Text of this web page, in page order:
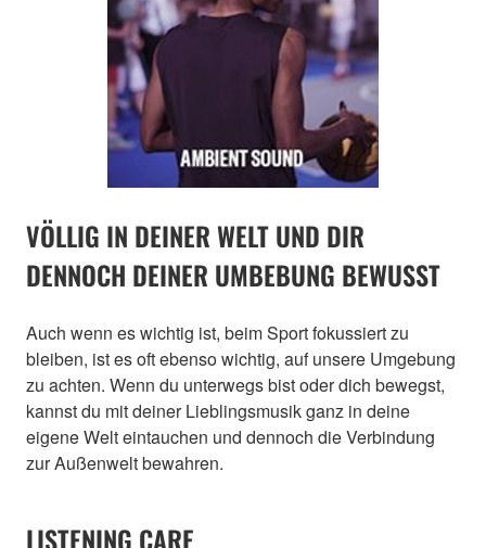
VÖLLIG IN DEINER WELT UND DIR
DENNOCH DEINER UMBEBUNG BEWUSST
Auch wenn es wichtig ist, beim Sport fokussiert zu
bleiben, ist es oft ebenso wichtig, auf unsere Umgebung
zu achten. Wenn du unterwegs bist oder dich bewegst,
kannst du mit deiner Lieblingsmusik ganz in deine
eigene Welt eintauchen und dennoch die Verbindung
zur Außenwelt bewahren.
LISTENING CARE